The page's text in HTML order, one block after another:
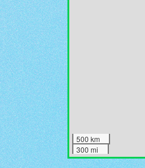
500 km
300 mi